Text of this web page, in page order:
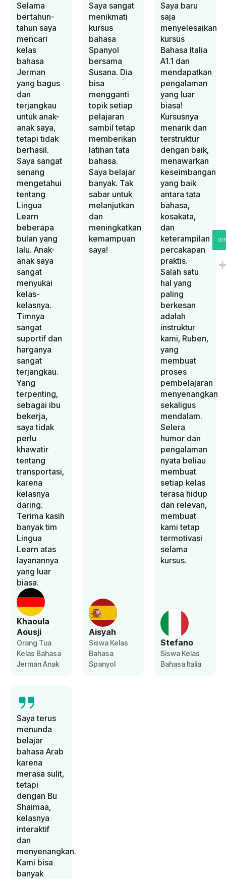
Khaoula
Aousji
Orang Tua
Kelas Bahasa
Jerman Anak
Selama
bertahun-
tahun saya
mencari
kelas
bahasa
Jerman
yang bagus
dan
terjangkau
untuk anak-
anak saya,
tetapi tidak
berhasil.
Saya sangat
senang
mengetahui
tentang
Lingua
Learn
beberapa
bulan yang
lalu. Anak-
anak saya
sangat
menyukai
kelas-
kelasnya.
Timnya
sangat
suportif dan
harganya
sangat
terjangkau.
Yang
terpenting,
sebagai ibu
bekerja,
saya tidak
perlu
khawatir
tentang
transportasi,
karena
kelasnya
daring.
Terima kasih
banyak tim
Lingua
Learn atas
layanannya
yang luar
biasa.
Aisyah
Siswa Kelas
Bahasa
Spanyol
Saya sangat
menikmati
kursus
bahasa
Spanyol
bersama
Susana. Dia
bisa
mengganti
topik setiap
pelajaran
sambil tetap
memberikan
latihan tata
bahasa.
Saya belajar
banyak. Tak
sabar untuk
melanjutkan
dan
meningkatkan
kemampuan
saya!
Stefano
Siswa Kelas
Bahasa Italia
Saya baru
saja
menyelesaikan
kursus
Bahasa Italia
A1.1 dan
mendapatkan
pengalaman
yang luar
biasa!
Kursusnya
menarik dan
terstruktur
dengan baik,
menawarkan
keseimbangan
yang baik
antara tata
bahasa,
kosakata,
dan
keterampilan
percakapan
praktis.
Salah satu
hal yang
paling
berkesan
adalah
instruktur
kami, Ruben,
yang
membuat
proses
pembelajaran
menyenangkan
sekaligus
mendalam.
Selera
humor dan
pengalaman
nyata beliau
membuat
setiap kelas
terasa hidup
dan relevan,
membuat
kami tetap
termotivasi
selama
kursus.
Saya terus
menunda
belajar
bahasa Arab
karena
merasa sulit,
tetapi
dengan Bu
Shaimaa,
kelasnya
interaktif
dan
menyenangkan.
Kami bisa
banyak